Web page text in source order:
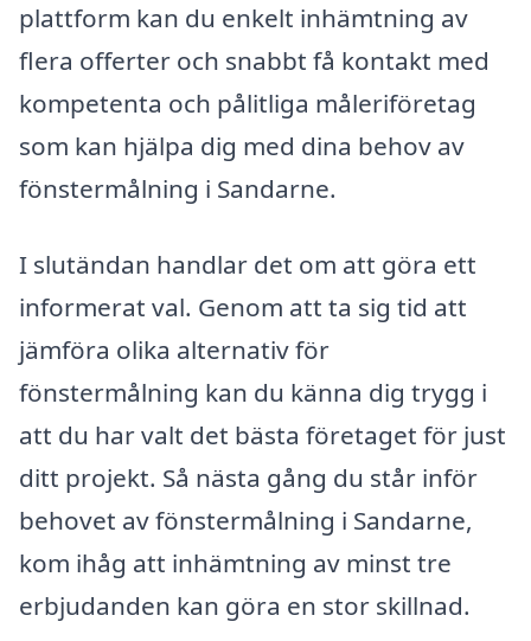
plattform kan du enkelt inhämtning av
flera offerter och snabbt få kontakt med
kompetenta och pålitliga måleriföretag
som kan hjälpa dig med dina behov av
fönstermålning i Sandarne.
I slutändan handlar det om att göra ett
informerat val. Genom att ta sig tid att
jämföra olika alternativ för
fönstermålning kan du känna dig trygg i
att du har valt det bästa företaget för just
ditt projekt. Så nästa gång du står inför
behovet av fönstermålning i Sandarne,
kom ihåg att inhämtning av minst tre
erbjudanden kan göra en stor skillnad.